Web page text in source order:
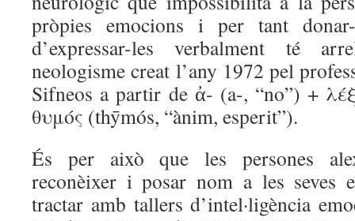
pròpies emocions i per tant
d’expressar-les verbalment té
neologisme creat l’any 1972 pel
Sifneos a partir de ἀ- (a-, “no”) +
θυμός (thȳmós, “ànim, esperit”).
És per això que les persones
reconèixer i posar nom a les seves
tractar amb tallers d’intel·ligència